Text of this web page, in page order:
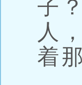
子
人
着